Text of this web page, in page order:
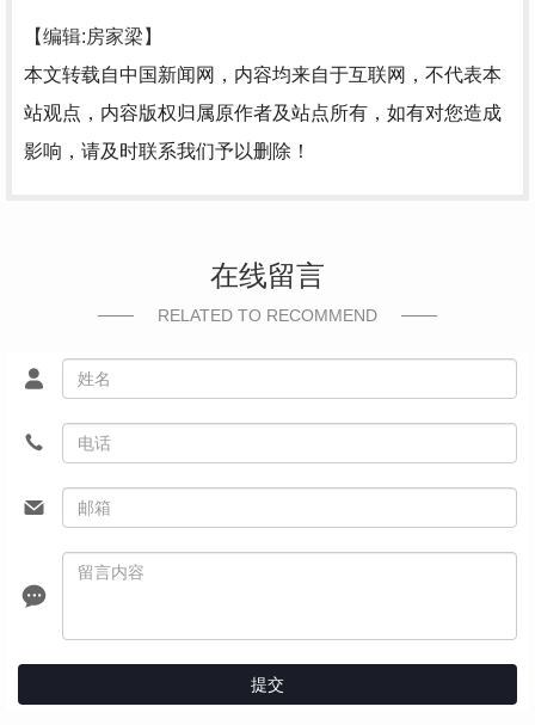
【编辑:房家梁】
本文转载自中国新闻网，内容均来自于互联网，不代表本
站观点，内容版权归属原作者及站点所有，如有对您造成
影响，请及时联系我们予以删除！
在线留言
RELATED TO RECOMMEND
提交